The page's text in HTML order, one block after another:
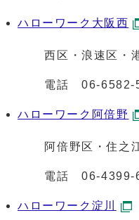
ハローワーク大阪西
西区・浪速区・港区
電話06-6582-
ハローワーク阿倍野
阿倍野区・住之江区
電話06-4399-
ハローワーク淀川